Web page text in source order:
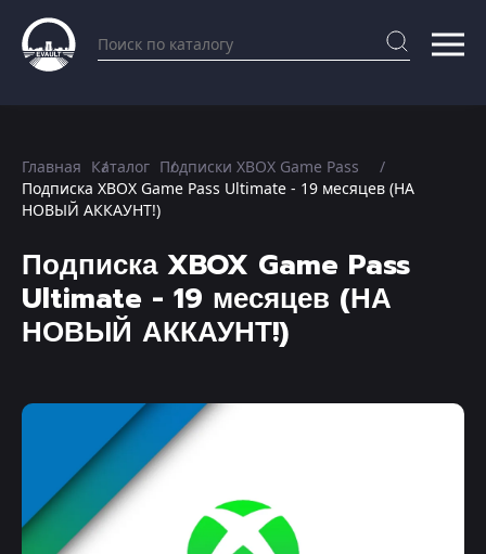
Главная Каталог Подписки XBOX Game Pass
Подписка XBOX Game Pass Ultimate - 19 месяцев (НА
НОВЫЙ АККАУНТ!)
Подписка XBOX Game Pass
Ultimate - 19 месяцев (НА
НОВЫЙ АККАУНТ!)